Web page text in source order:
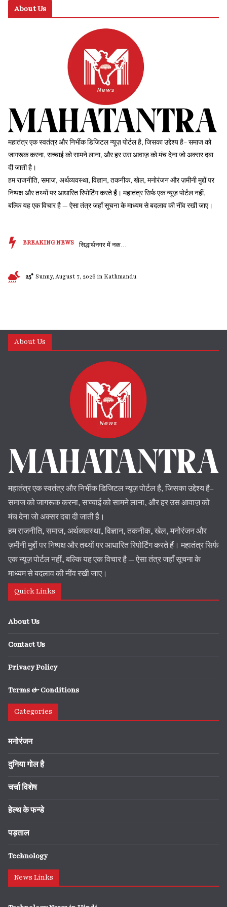
About Us
महातंत्र एक स्वतंत्र और निर्भीक डिजिटल न्यूज़ पोर्टल है, जिसका उद्देश्य है– समाज को
जागरूक करना, सच्चाई को सामने लाना, और हर उस आवाज़ को मंच देना जो अक्सर दबा
दी जाती है।
हम राजनीति, समाज, अर्थव्यवस्था, विज्ञान, तकनीक, खेल, मनोरंजन और ज़मीनी मुद्दों पर
निष्पक्ष और तथ्यों पर आधारित रिपोर्टिंग करते हैं। महातंत्र सिर्फ एक न्यूज़ पोर्टल नहीं,
बल्कि यह एक विचार है — ऐसा तंत्र जहाँ सूचना के माध्यम से बदलाव की नींव रखी जाए।
BREAKING NEWS सिद्धार्थनगर में नकली ...
25° Sunny, August 7, 2026 in Kathmandu
About Us
महातंत्र एक स्वतंत्र और निर्भीक डिजिटल न्यूज़ पोर्टल है, जिसका उद्देश्य है–
समाज को जागरूक करना, सच्चाई को सामने लाना, और हर उस आवाज़ को
मंच देना जो अक्सर दबा दी जाती है।
हम राजनीति, समाज, अर्थव्यवस्था, विज्ञान, तकनीक, खेल, मनोरंजन और
ज़मीनी मुद्दों पर निष्पक्ष और तथ्यों पर आधारित रिपोर्टिंग करते हैं। महातंत्र सिर्फ
एक न्यूज़ पोर्टल नहीं, बल्कि यह एक विचार है — ऐसा तंत्र जहाँ सूचना के
माध्यम से बदलाव की नींव रखी जाए।
Quick Links
About Us
Contact Us
Privacy Policy
Terms & Conditions
Categories
मनोरंजन
दुनिया गोल है
चर्चा विशेष
हेल्थ के फन्डे
पड़ताल
Technology
News Links